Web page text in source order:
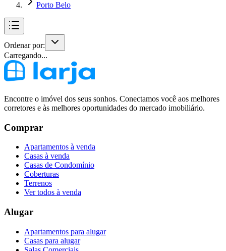
Porto Belo
Ordenar por:
Carregando...
Encontre o imóvel dos seus sonhos. Conectamos você aos melhores
corretores e às melhores oportunidades do mercado imobiliário.
Comprar
Apartamentos à venda
Casas à venda
Casas de Condomínio
Coberturas
Terrenos
Ver todos à venda
Alugar
Apartamentos para alugar
Casas para alugar